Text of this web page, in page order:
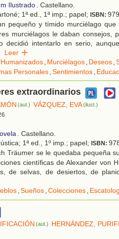
Ilustrado. Castellano.
1ª ed., 1ª imp.; papel; ISBN:
pequeño y tímido murciélago
murciélagos le daban consejos,
decidió intentarlo en serio,
Leer
, Murciélagos, Deseos,
Personales,Sentimientos,
extraordinarios
(aut.) VÁZQUEZ, EVA(ilust.)
. Castellano.
1ª ed., 1º imp.; papel; ISBN:
Träumer se le quedaba pequeña
científicas de Alexander von
de selvas, de desiertos, de
,Sueños,Colecciones,
(aut.) HERNÁNDEZ,